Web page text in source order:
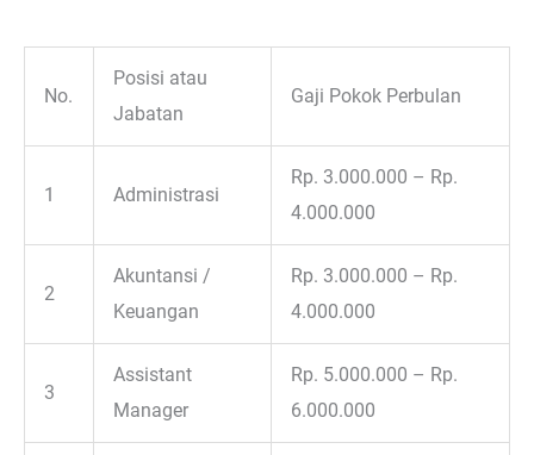
No.
Posisi atau
Jabatan
Gaji Pokok Perbulan
1 Administrasi
Rp. 3.000.000 – Rp.
4.000.000
2
Akuntansi /
Keuangan
Rp. 3.000.000 – Rp.
4.000.000
3
Assistant
Manager
Rp. 5.000.000 – Rp.
6.000.000